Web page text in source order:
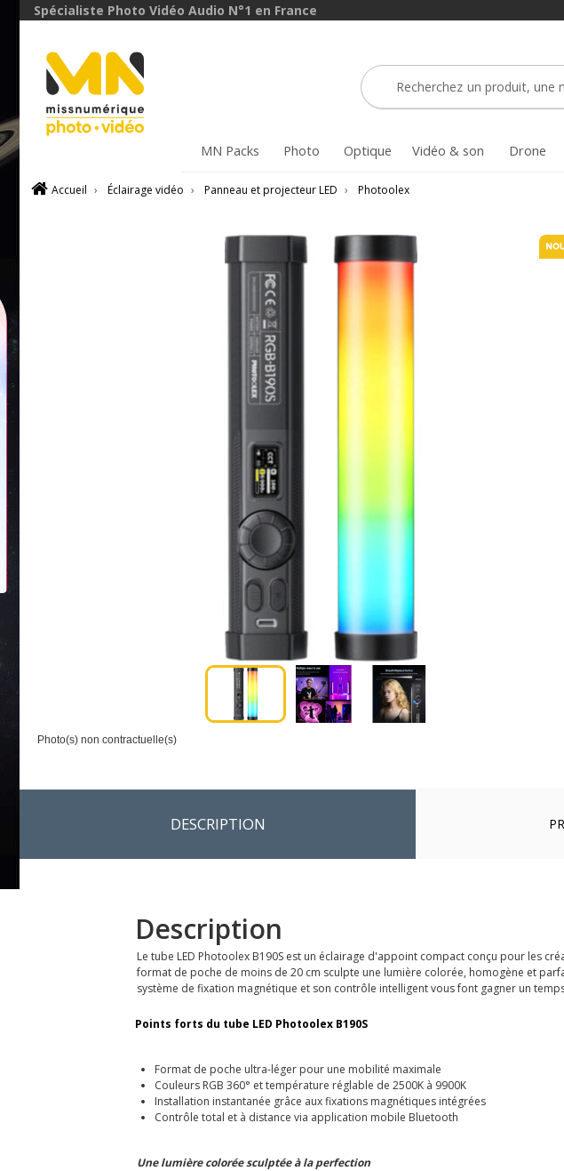
Spécialiste Photo Vidéo Audio N°1 en France
MN Packs Photo Optique Vidéo & son Drone
Accueil › Éclairage vidéo › Panneau et projecteur LED › Photoolex
Photo(s) non contractuelle(s)
DESCRIPTION
Description
Le tube LED Photoolex B190S est un éclairage d'appoint compact conçu pour les
format de poche de moins de 20 cm sculpte une lumière colorée, homogène et
système de fixation magnétique et son contrôle intelligent vous font gagner un
Points forts du tube LED Photoolex B190S
Format de poche ultra-léger pour une mobilité maximale
Couleurs RGB 360° et température réglable de 2500K à 9900K
Installation instantanée grâce aux fixations magnétiques intégrées
Contrôle total et à distance via application mobile Bluetooth
Une lumière colorée sculptée à la perfection